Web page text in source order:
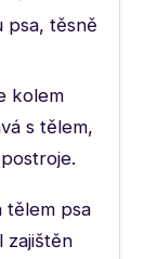
psa, těsně
kolem
s tělem,
tělem psa
zajištěn